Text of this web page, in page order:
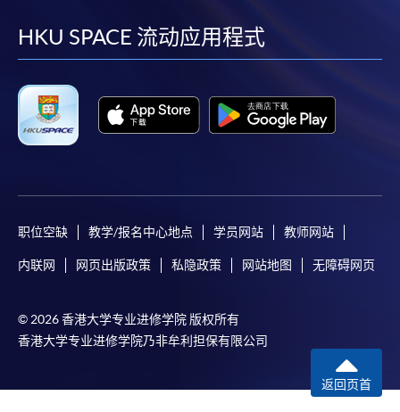
facebook
youtube
linkedin
HKU SPACE 流动应用程式
职位空缺 教学/报名中心地点 学员网站 教师网站
内联网 网页出版政策 私隐政策 网站地图 无障碍网页
© 2026 香港大学专业进修学院 版权所有
香港大学专业进修学院乃非牟利担保有限公司
返回页首